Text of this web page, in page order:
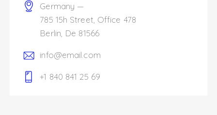
Germany —
785 15h Street, Office 478
Berlin, De 81566
info@email.com
+1 840 841 25 69